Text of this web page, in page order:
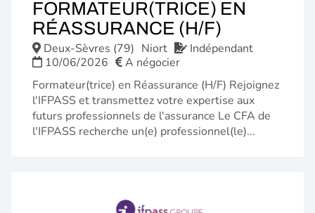
FORMATEUR(TRICE) EN
RÉASSURANCE (H/F)
FENÊTRE)
Deux-Sèvres (79) Niort
Indépendant
10/06/2026
A négocier
Formateur(trice) en Réassurance (H/F) Rejoignez
l'IFPASS et transmettez votre expertise aux
futurs professionnels de l'assurance Le CFA de
l'IFPASS recherche un(e) professionnel(le)...